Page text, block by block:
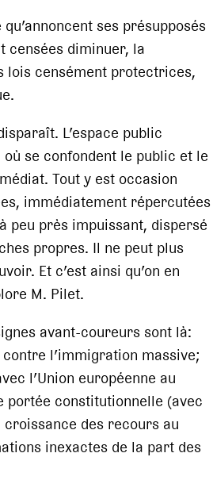
ses présupposés
censées diminuer, la
lois censément protectrices,
L’espace public
se confondent le public et le
Tout y est occasion
immédiatement répercutées
peu près impuissant, dispersé
propres. Il ne peut plus
Et c’est ainsi qu’on en
M. Pilet.
avant-coureurs sont là:
l’immigration massive;
l’Union européenne au
portée constitutionnelle (avec
des recours au
inexactes de la part des